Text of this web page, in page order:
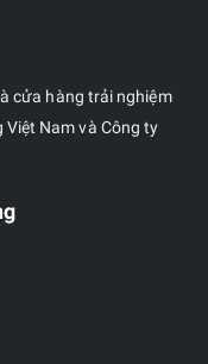
cửa hàng trải nghiệm
Việt Nam và Công ty